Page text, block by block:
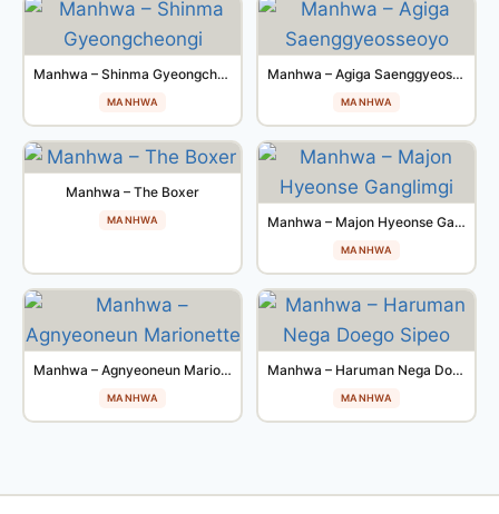
Manhwa – Shinma Gyeongcheongi
MANHWA
Manhwa – Agiga Saenggyeosseoyo
MANHWA
Manhwa – The Boxer
MANHWA Manhwa – Majon Hyeonse Ganglimgi
MANHWA
Manhwa – Agnyeoneun Marionette
MANHWA
Manhwa – Haruman Nega Doego Sipeo
MANHWA